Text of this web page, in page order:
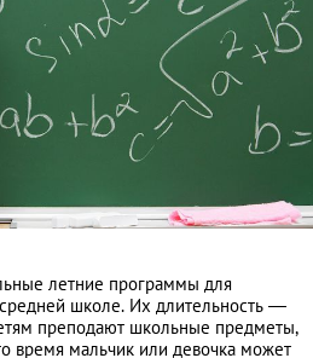
летние программы для
школе. Их длительность —
преподают школьные предметы,
время мальчик или девочка может